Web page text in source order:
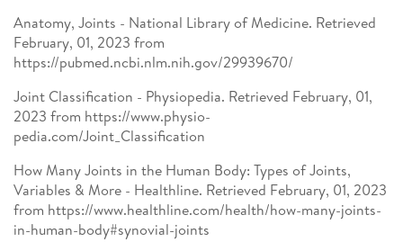
Anatomy, Joints - National Library of Medicine. Retrieved
February, 01, 2023 from
https://pubmed.ncbi.nlm.nih.gov/29939670/
Joint Classification - Physiopedia. Retrieved February, 01,
2023 from https://www.physio-
pedia.com/Joint_Classification
How Many Joints in the Human Body: Types of Joints,
Variables & More - Healthline. Retrieved February, 01, 2023
from https://www.healthline.com/health/how-many-joints-
in-human-body#synovial-joints